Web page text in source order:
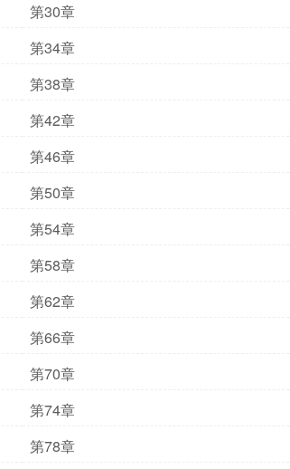
第30章
第34章
第38章
第42章
第46章
第50章
第54章
第58章
第62章
第66章
第70章
第74章
第78章